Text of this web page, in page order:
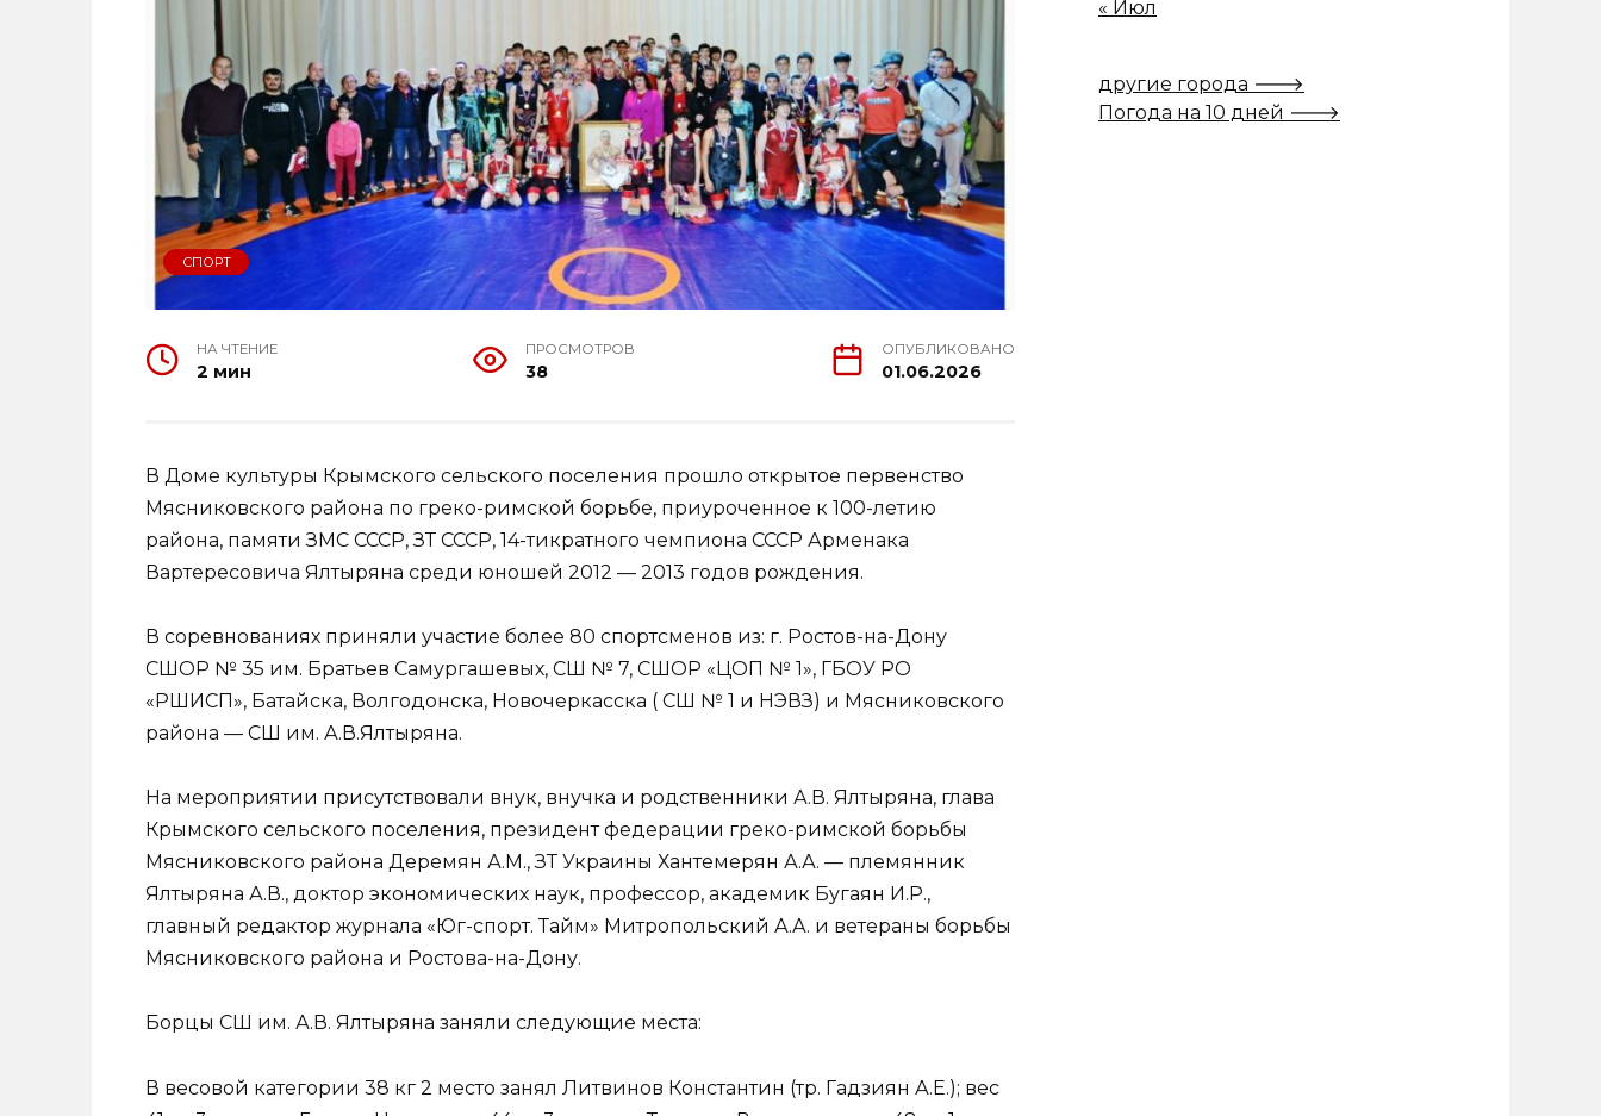
СПОРТ
НА ЧТЕНИЕ
2 мин
ПРОСМОТРОВ
38
ОПУБЛИКОВАНО
01.06.2026
В Доме культуры Крымского сельского поселения прошло открытое первенство
Мясниковского района по греко-римской борьбе, приуроченное к 100-летию
района, памяти ЗМС СССР, ЗТ СССР, 14-тикратного чемпиона СССР Арменака
Вартересовича Ялтыряна среди юношей 2012 — 2013 годов рождения.
В соревнованиях приняли участие более 80 спортсменов из: г. Ростов-на-Дону
СШОР № 35 им. Братьев Самургашевых, СШ № 7, СШОР «ЦОП № 1», ГБОУ РО
«РШИСП», Батайска, Волгодонска, Новочеркасска ( СШ № 1 и НЭВЗ) и Мясниковского
района — СШ им. А.В.Ялтыряна.
На мероприятии присутствовали внук, внучка и родственники А.В. Ялтыряна, глава
Крымского сельского поселения, президент федерации греко-римской борьбы
Мясниковского района Деремян А.М., ЗТ Украины Хантемерян А.А. — племянник
Ялтыряна А.В., доктор экономических наук, профессор, академик Бугаян И.Р.,
главный редактор журнала «Юг-спорт. Тайм» Митропольский А.А. и ветераны борьбы
Мясниковского района и Ростова-на-Дону.
Борцы СШ им. А.В. Ялтыряна заняли следующие места:
В весовой категории 38 кг 2 место занял Литвинов Константин (тр. Гадзиян А.Е.); вес
« Июл
другие города 🡒
Погода на 10 дней 🡒